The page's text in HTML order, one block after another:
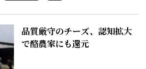
品質厳守のチーズ、認知拡大
で酪農家にも還元